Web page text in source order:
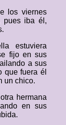
los viernes
pues iba él,
estuviera
fijo en sus
a sus
que fuera él
un chico.
hermana
en sus